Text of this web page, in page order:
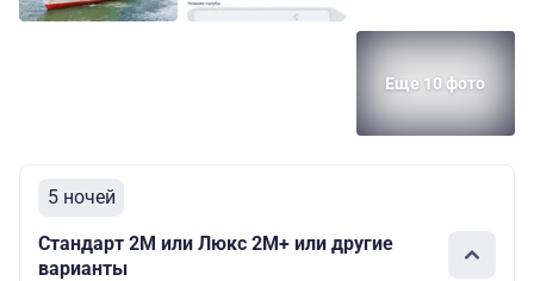
Еще 10 фото
5 ночей
Стандарт 2M или Люкс 2М+ или другие
варианты